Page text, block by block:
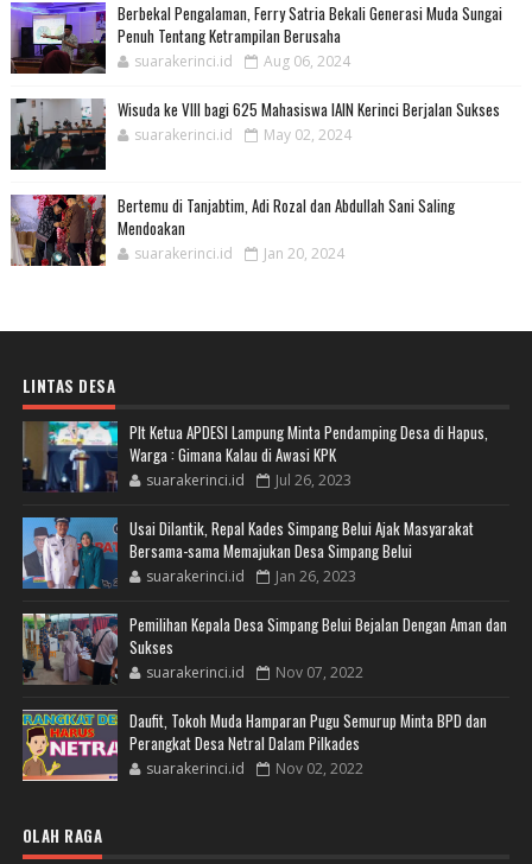
Berbekal Pengalaman, Ferry Satria Bekali Generasi Muda Sungai
Penuh Tentang Ketrampilan Berusaha
suarakerinci.id Aug 06, 2024
Wisuda ke VIII bagi 625 Mahasiswa IAIN Kerinci Berjalan Sukses
suarakerinci.id May 02, 2024
Bertemu di Tanjabtim, Adi Rozal dan Abdullah Sani Saling
Mendoakan
suarakerinci.id Jan 20, 2024
LINTAS DESA
Plt Ketua APDESI Lampung Minta Pendamping Desa di Hapus,
Warga : Gimana Kalau di Awasi KPK
suarakerinci.id Jul 26, 2023
Usai Dilantik, Repal Kades Simpang Belui Ajak Masyarakat
Bersama-sama Memajukan Desa Simpang Belui
suarakerinci.id Jan 26, 2023
Pemilihan Kepala Desa Simpang Belui Bejalan Dengan Aman dan
Sukses
suarakerinci.id Nov 07, 2022
Daufit, Tokoh Muda Hamparan Pugu Semurup Minta BPD dan
Perangkat Desa Netral Dalam Pilkades
suarakerinci.id Nov 02, 2022
OLAH RAGA